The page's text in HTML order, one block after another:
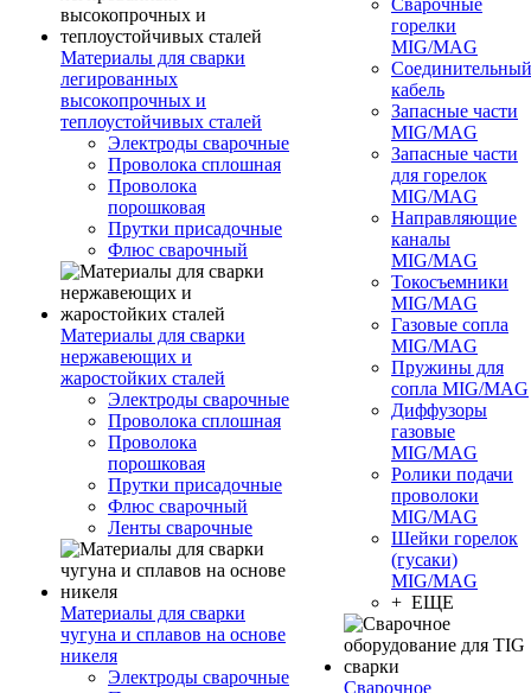
Материалы для сварки
легированных
высокопрочных и
теплоустойчивых сталей
Электроды сварочные
Проволока сплошная
Проволока
порошковая
Прутки присадочные
Флюс сварочный
Материалы для сварки
нержавеющих и
жаростойких сталей
Электроды сварочные
Проволока сплошная
Проволока
порошковая
Прутки присадочные
Флюс сварочный
Ленты сварочные
Материалы для сварки
чугуна и сплавов на основе
никеля
Электроды сварочные
Сварочные
горелки
MIG/MAG
Соединительный
кабель
Запасные части
MIG/MAG
Запасные части
для горелок
MIG/MAG
Направляющие
каналы
MIG/MAG
Токосъемники
MIG/MAG
Газовые сопла
MIG/MAG
Пружины для
сопла MIG/MAG
Диффузоры
газовые
MIG/MAG
Ролики подачи
проволоки
MIG/MAG
Шейки горелок
(гусаки)
MIG/MAG
+ ЕЩЕ
Сварочное